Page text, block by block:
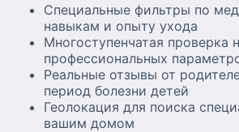
Специальные фильтры по
навыкам и опыту ухода
Многоступенчатая проверка
профессиональных
Реальные отзывы от
период болезни детей
Геолокация для поиска
вашим домом